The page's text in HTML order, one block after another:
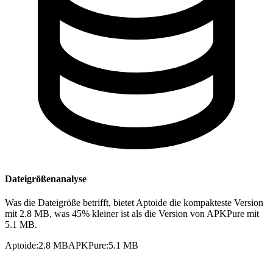
Dateigrößenanalyse
Was die Dateigröße betrifft, bietet Aptoide die kompakteste Version
mit 2.8 MB, was 45% kleiner ist als die Version von APKPure mit
5.1 MB.
Aptoide:2.8 MBAPKPure:5.1 MB